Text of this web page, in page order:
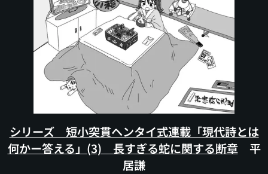
シリーズ 短小突貫ヘンタイ式連載「現代詩とは
何かー答える」(3) 長すぎる蛇に関する断章平
居謙